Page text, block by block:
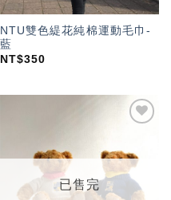
NTU雙色緹花純棉運動毛巾-
藍
NT$350
望輕
單」
已售完